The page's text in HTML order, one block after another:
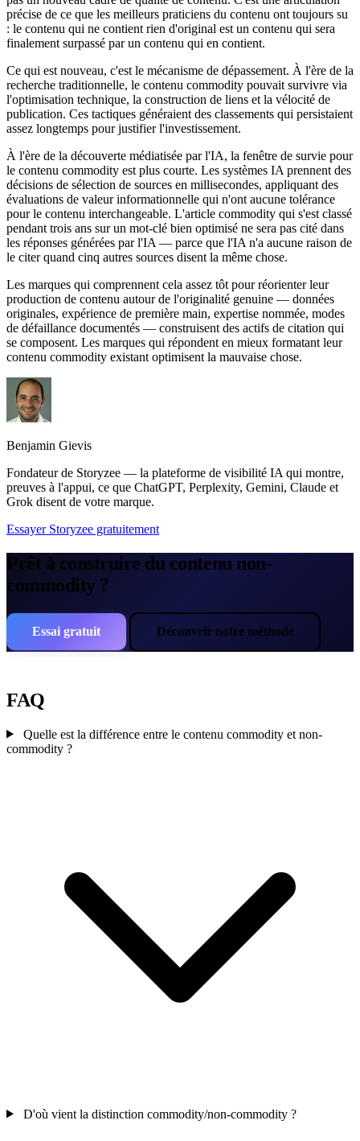
précise de ce que les meilleurs praticiens du contenu ont toujours su
: le contenu qui ne contient rien d'original est un contenu qui sera
finalement surpassé par un contenu qui en contient.
Ce qui est nouveau, c'est le mécanisme de dépassement. À l'ère de la
recherche traditionnelle, le contenu commodity pouvait survivre via
l'optimisation technique, la construction de liens et la vélocité de
publication. Ces tactiques généraient des classements qui persistaient
assez longtemps pour justifier l'investissement.
À l'ère de la découverte médiatisée par l'IA, la fenêtre de survie pour
le contenu commodity est plus courte. Les systèmes IA prennent des
décisions de sélection de sources en millisecondes, appliquant des
évaluations de valeur informationnelle qui n'ont aucune tolérance
pour le contenu interchangeable. L'article commodity qui s'est classé
pendant trois ans sur un mot-clé bien optimisé ne sera pas cité dans
les réponses générées par l'IA — parce que l'IA n'a aucune raison de
le citer quand cinq autres sources disent la même chose.
Les marques qui comprennent cela assez tôt pour réorienter leur
production de contenu autour de l'originalité genuine — données
originales, expérience de première main, expertise nommée, modes
de défaillance documentés — construisent des actifs de citation qui
se composent. Les marques qui répondent en mieux formatant leur
contenu commodity existant optimisent la mauvaise chose.
Benjamin Gievis
Fondateur de Storyzee — la plateforme de visibilité IA qui montre,
preuves à l'appui, ce que ChatGPT, Perplexity, Gemini, Claude et
Grok disent de votre marque.
Essayer Storyzee gratuitement
Prêt à construire du contenu non-
commodity ?
Essai gratuit Découvrir notre méthode
FAQ
Quelle est la différence entre le contenu commodity et non-
commodity ?
D'où vient la distinction commodity/non-commodity ?